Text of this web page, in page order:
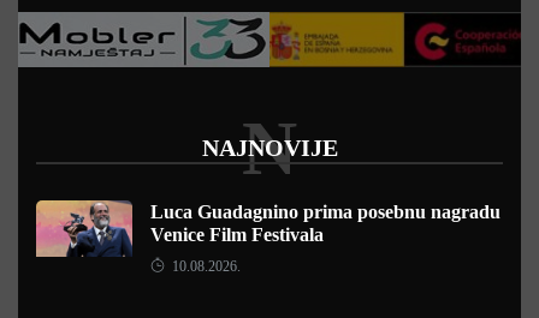
NAJNOVIJE
N
Luca Guadagnino prima posebnu nagradu
Venice Film Festivala
10.08.2026.